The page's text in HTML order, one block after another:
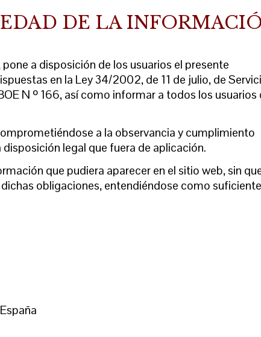
DE LA
a disposición de los usuarios el presente
en la Ley 34/2002, de 11 de julio, de
N º 166, así como informar a todos los usuarios
a la observancia y cumplimiento
legal que fuera de aplicación.
que pudiera aparecer en el sitio web, sin
obligaciones, entendiéndose como